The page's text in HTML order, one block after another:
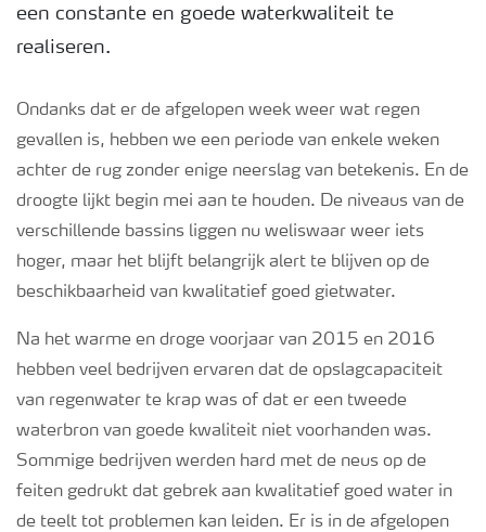
Podcasts
Webinars
een constante en goede waterkwaliteit te
realiseren.
Ondanks dat er de afgelopen week weer wat regen
gevallen is, hebben we een periode van enkele weken
achter de rug zonder enige neerslag van betekenis. En de
droogte lijkt begin mei aan te houden. De niveaus van de
verschillende bassins liggen nu weliswaar weer iets
hoger, maar het blijft belangrijk alert te blijven op de
beschikbaarheid van kwalitatief goed gietwater.
Na het warme en droge voorjaar van 2015 en 2016
hebben veel bedrijven ervaren dat de opslagcapaciteit
van regenwater te krap was of dat er een tweede
waterbron van goede kwaliteit niet voorhanden was.
Sommige bedrijven werden hard met de neus op de
feiten gedrukt dat gebrek aan kwalitatief goed water in
de teelt tot problemen kan leiden. Er is in de afgelopen